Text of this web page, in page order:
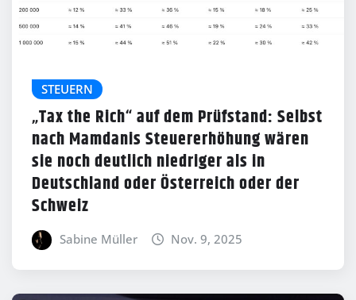
STEUERN
„Tax the Rich“ auf dem Prüfstand: Selbst
nach Mamdanis Steuererhöhung wären
sie noch deutlich niedriger als in
Deutschland oder Österreich oder der
Schweiz
Sabine Müller Nov. 9, 2025